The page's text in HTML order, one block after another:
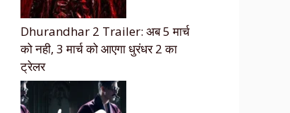
Dhurandhar 2 Trailer: अब 5 मार्च
को नही, 3 मार्च को आएगा धुरंधर 2 का
ट्रेलर